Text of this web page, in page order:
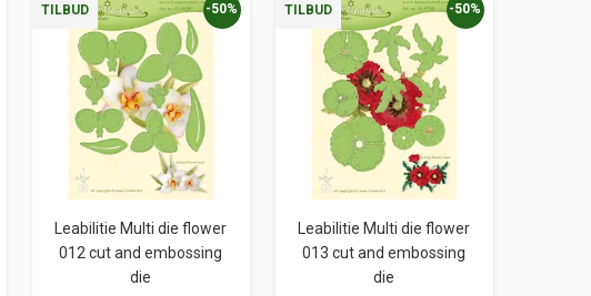
TILBUD
Leabilitie Multi die flower
012 cut and embossing
die
-50% TILBUD
Leabilitie Multi die flower
013 cut and embossing
die
-50%